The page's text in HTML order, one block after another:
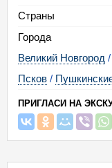
Страны
Города
Великий Новгород /
Псков /
ПРИГЛАСИ НА